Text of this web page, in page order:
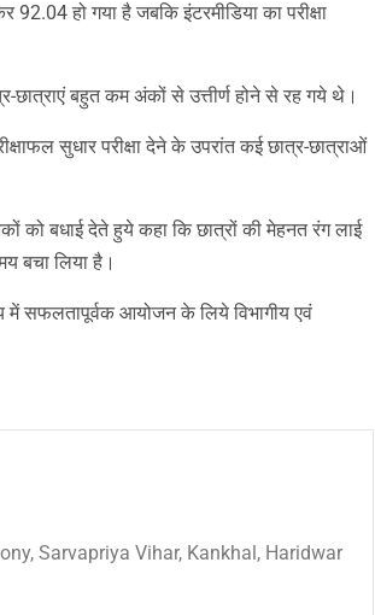
हो गया है जबकि इंटरमीडिया का परीक्षा
छात्राएं बहुत कम अंकों से उत्तीर्ण होने से रह गये थे।
सुधार परीक्षा देने के उपरांत कई छात्र-छात्राओं
को बधाई देते हुये कहा कि छात्रों की मेहनत रंग लाई
बचा लिया है।
में सफलतापूर्वक आयोजन के लिये विभागीय एवं
Sarvapriya Vihar, Kankhal, Haridwar